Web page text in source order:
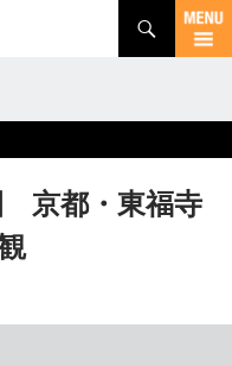
京都・東福寺